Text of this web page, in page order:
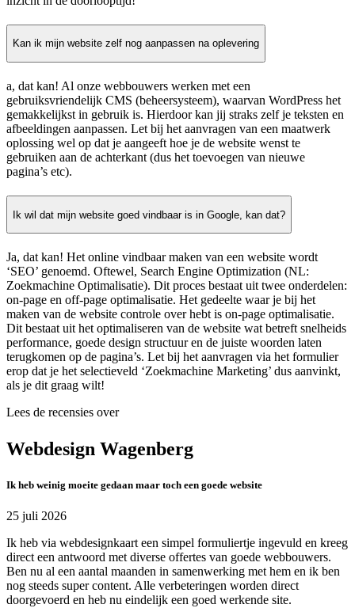
Kan ik mijn website zelf nog aanpassen na oplevering
a, dat kan! Al onze webbouwers werken met een
gebruiksvriendelijk CMS (beheersysteem), waarvan WordPress het
gemakkelijkst in gebruik is. Hierdoor kan jij straks zelf je teksten en
afbeeldingen aanpassen. Let bij het aanvragen van een maatwerk
oplossing wel op dat je aangeeft hoe je de website wenst te
gebruiken aan de achterkant (dus het toevoegen van nieuwe
pagina’s etc).
Ik wil dat mijn website goed vindbaar is in Google, kan dat?
Ja, dat kan! Het online vindbaar maken van een website wordt
‘SEO’ genoemd. Oftewel, Search Engine Optimization (NL:
Zoekmachine Optimalisatie). Dit proces bestaat uit twee onderdelen:
on-page en off-page optimalisatie. Het gedeelte waar je bij het
maken van de website controle over hebt is on-page optimalisatie.
Dit bestaat uit het optimaliseren van de website wat betreft snelheids
performance, goede design structuur en de juiste woorden laten
terugkomen op de pagina’s. Let bij het aanvragen via het formulier
erop dat je het selectieveld ‘Zoekmachine Marketing’ dus aanvinkt,
als je dit graag wilt!
Lees de recensies over
Webdesign Wagenberg
Ik heb weinig moeite gedaan maar toch een goede website
25 juli 2026
Ik heb via webdesignkaart een simpel formuliertje ingevuld en kreeg
direct een antwoord met diverse offertes van goede webbouwers.
Ben nu al een aantal maanden in samenwerking met hem en ik ben
nog steeds super content. Alle verbeteringen worden direct
doorgevoerd en heb nu eindelijk een goed werkende site.